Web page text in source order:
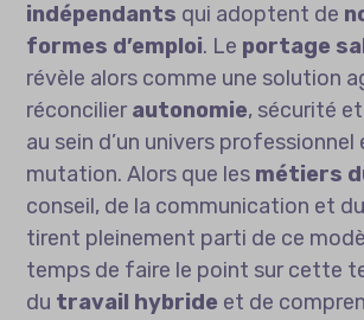
indépendants qui adoptent de
formes d’emploi. Le portage
révèle alors comme une solution
réconcilierautonomie, sécurité
au sein d’un univers professionnel
mutation. Alors que les métiers
conseil, de la communication et
tirent pleinement parti de ce
temps de faire le point sur cette
du travail hybride et de